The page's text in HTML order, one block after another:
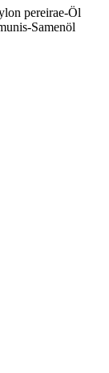
pereirae-Öl
Samenöl